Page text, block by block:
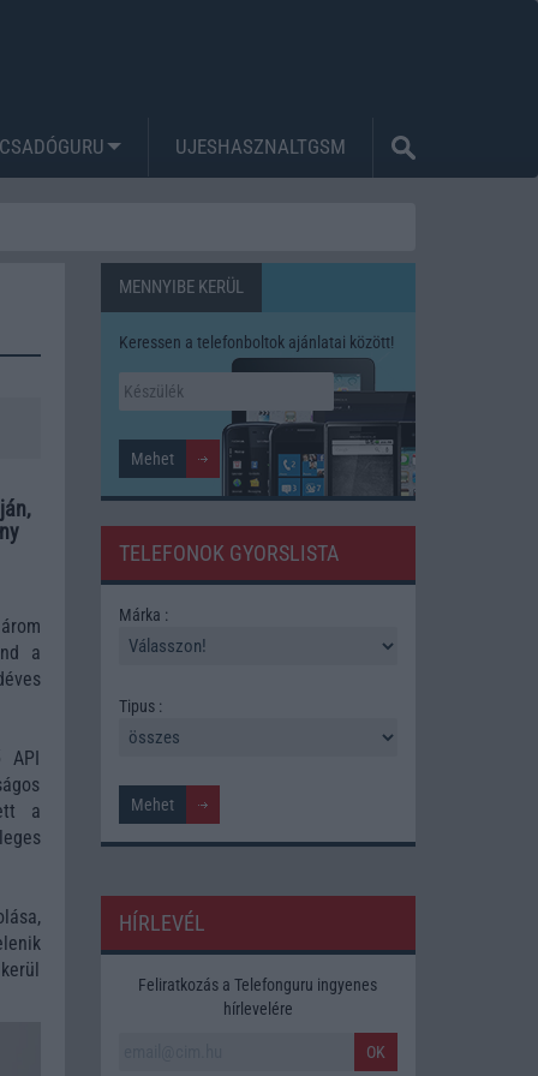
UJESHASZNALTGSM
a
API
a
MENNYIBE KERÜL
Keressen a telefonboltok ajánlatai között!
TELEFONOK GYORSLISTA
Márka :
Tipus :
HÍRLEVÉL
Feliratkozás a Telefonguru ingyenes
hírlevelére
OK